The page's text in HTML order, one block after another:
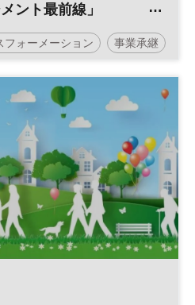
ント最前線」
院の未来
新たな価値と成長モ
フォーメーション 事業承継
メント 不動産 医療
産活用 介護 病院経営
土日祝開催